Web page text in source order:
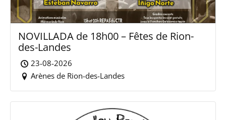
NOVILLADA de 18h00 – Fêtes de Rion-
des-Landes
23-08-2026
Arènes de Rion-des-Landes